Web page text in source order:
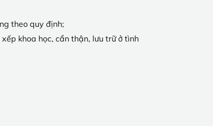
theo quy định;
khoa học, cẩn thận, lưu trữ ở tình